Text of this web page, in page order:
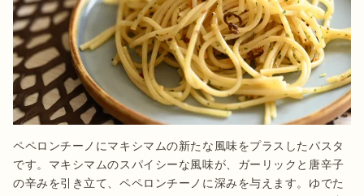
ペペロンチーノにマキシマムの新たな風味をプラスしたパスタ
です。マキシマムのスパイシーな風味が、ガーリックと唐辛子
の辛みを引き立て、ペペロンチーノに深みを与えます。ゆでた